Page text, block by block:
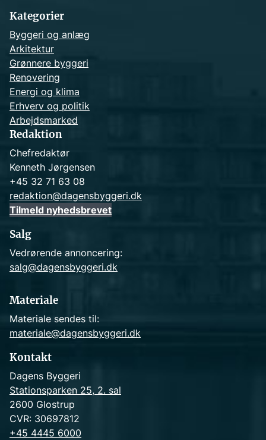
Kategorier
Byggeri og anlæg
Arkitektur
Grønnere byggeri
Renovering
Energi og klima
Erhverv og politik
Arbejdsmarked
Redaktion
Chefredaktør
Kenneth Jørgensen
+45 32 71 63 08
redaktion@dagensbyggeri.dk
Tilmeld nyhedsbrevet
Salg
Vedrørende annoncering:
salg@dagensbyggeri.dk
Materiale
Materiale sendes til:
materiale@dagensbyggeri.dk
Kontakt
Dagens Byggeri
Stationsparken 25, 2. sal
2600 Glostrup
CVR: 30697812
+45 4445 6000